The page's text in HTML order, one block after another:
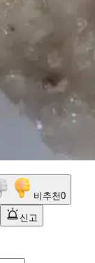
비추천0
신고